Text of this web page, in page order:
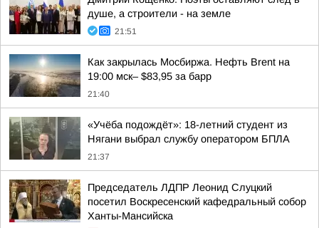
душе, а строители - на земле
21:51
Как закрылась Мосбиржа. Нефть Brent на
19:00 мск– $83,95 за барр
21:40
«Учёба подождёт»: 18-летний студент из
Нягани выбрал службу оператором БПЛА
21:37
Председатель ЛДПР Леонид Слуцкий
посетил Воскресенский кафедральный собор
Ханты-Мансийска